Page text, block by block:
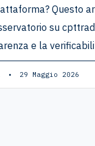
Questo
su
e la
29 Maggio 2026